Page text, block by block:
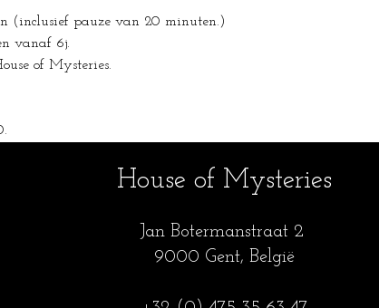
(inclusief pauze van 20 minuten.)
vanaf 6j.
of Mysteries.
House of Mysteries
Jan Botermanstraat 2
9000 Gent, België